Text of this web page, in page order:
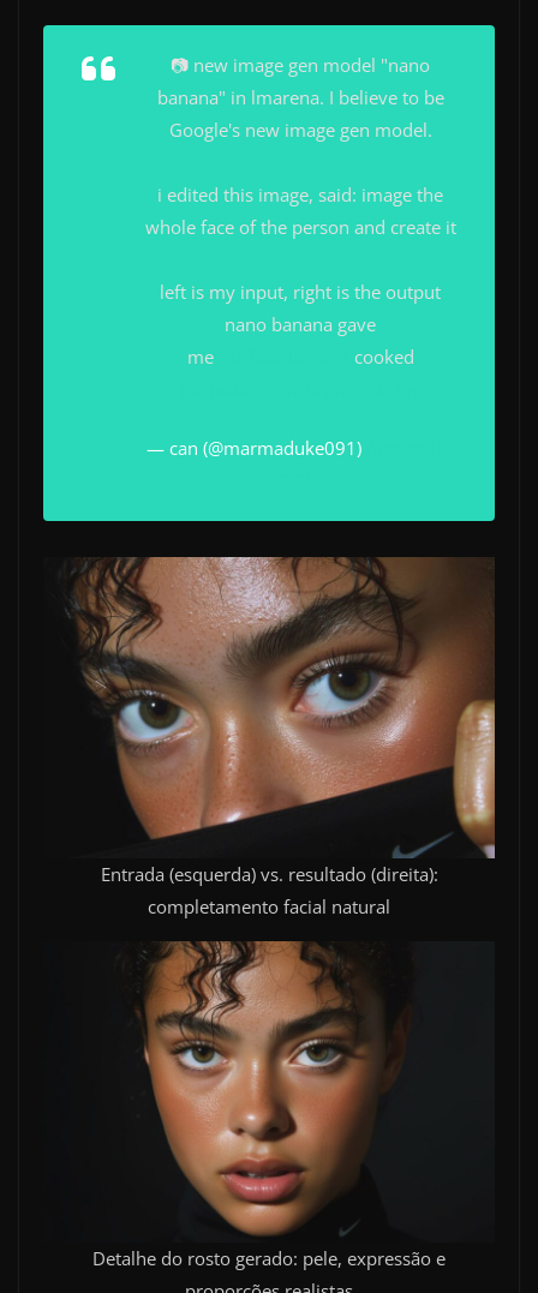
📷 new image gen model "nano
banana" in lmarena. I believe to be
Google's new image gen model.
i edited this image, said: image the
whole face of the person and create it
left is my input, right is the output
nano banana gave
me@OfficialLoganK
cooked
— can (@marmaduke091)
Entrada (esquerda) vs. resultado (direita):
completamento facial natural
Detalhe do rosto gerado: pele, expressão e